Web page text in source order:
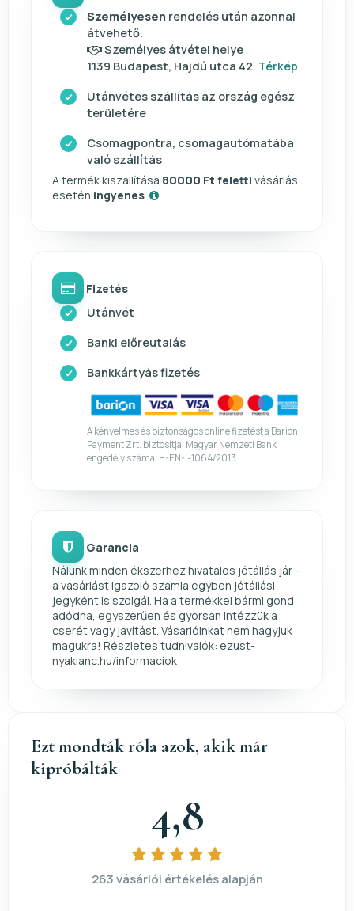
Személyesen rendelés után azonnal
átvehető.
Személyes átvétel helye
1139 Budapest, Hajdú utca 42. Térkép
Utánvétes szállítás az ország egész
területére
Csomagpontra, csomagautómatába
való szállítás
A termék kiszállítása 80000 Ft feletti vásárlás
esetén ingyenes
Fizetés
Utánvét
Banki előreutalás
Bankkártyás fizetés
A kényelmes és biztonságos online fizetést a Barion
Payment Zrt. biztosítja. Magyar Nemzeti Bank
engedély száma: H-EN-I-1064/2013
Garancia
Nálunk minden ékszerhez hivatalos jótállás jár -
a vásárlást igazoló számla egyben jótállási
jegyként is szolgál. Ha a termékkel bármi gond
adódna, egyszerűen és gyorsan intézzük a
cserét vagy javítást. Vásárlóinkat nem hagyjuk
magukra! Részletes tudnivalók: ezust-
nyaklanc.hu/informaciok
Ezt mondták róla azok, akik már
kipróbálták
4,8
263 vásárlói értékelés alapján